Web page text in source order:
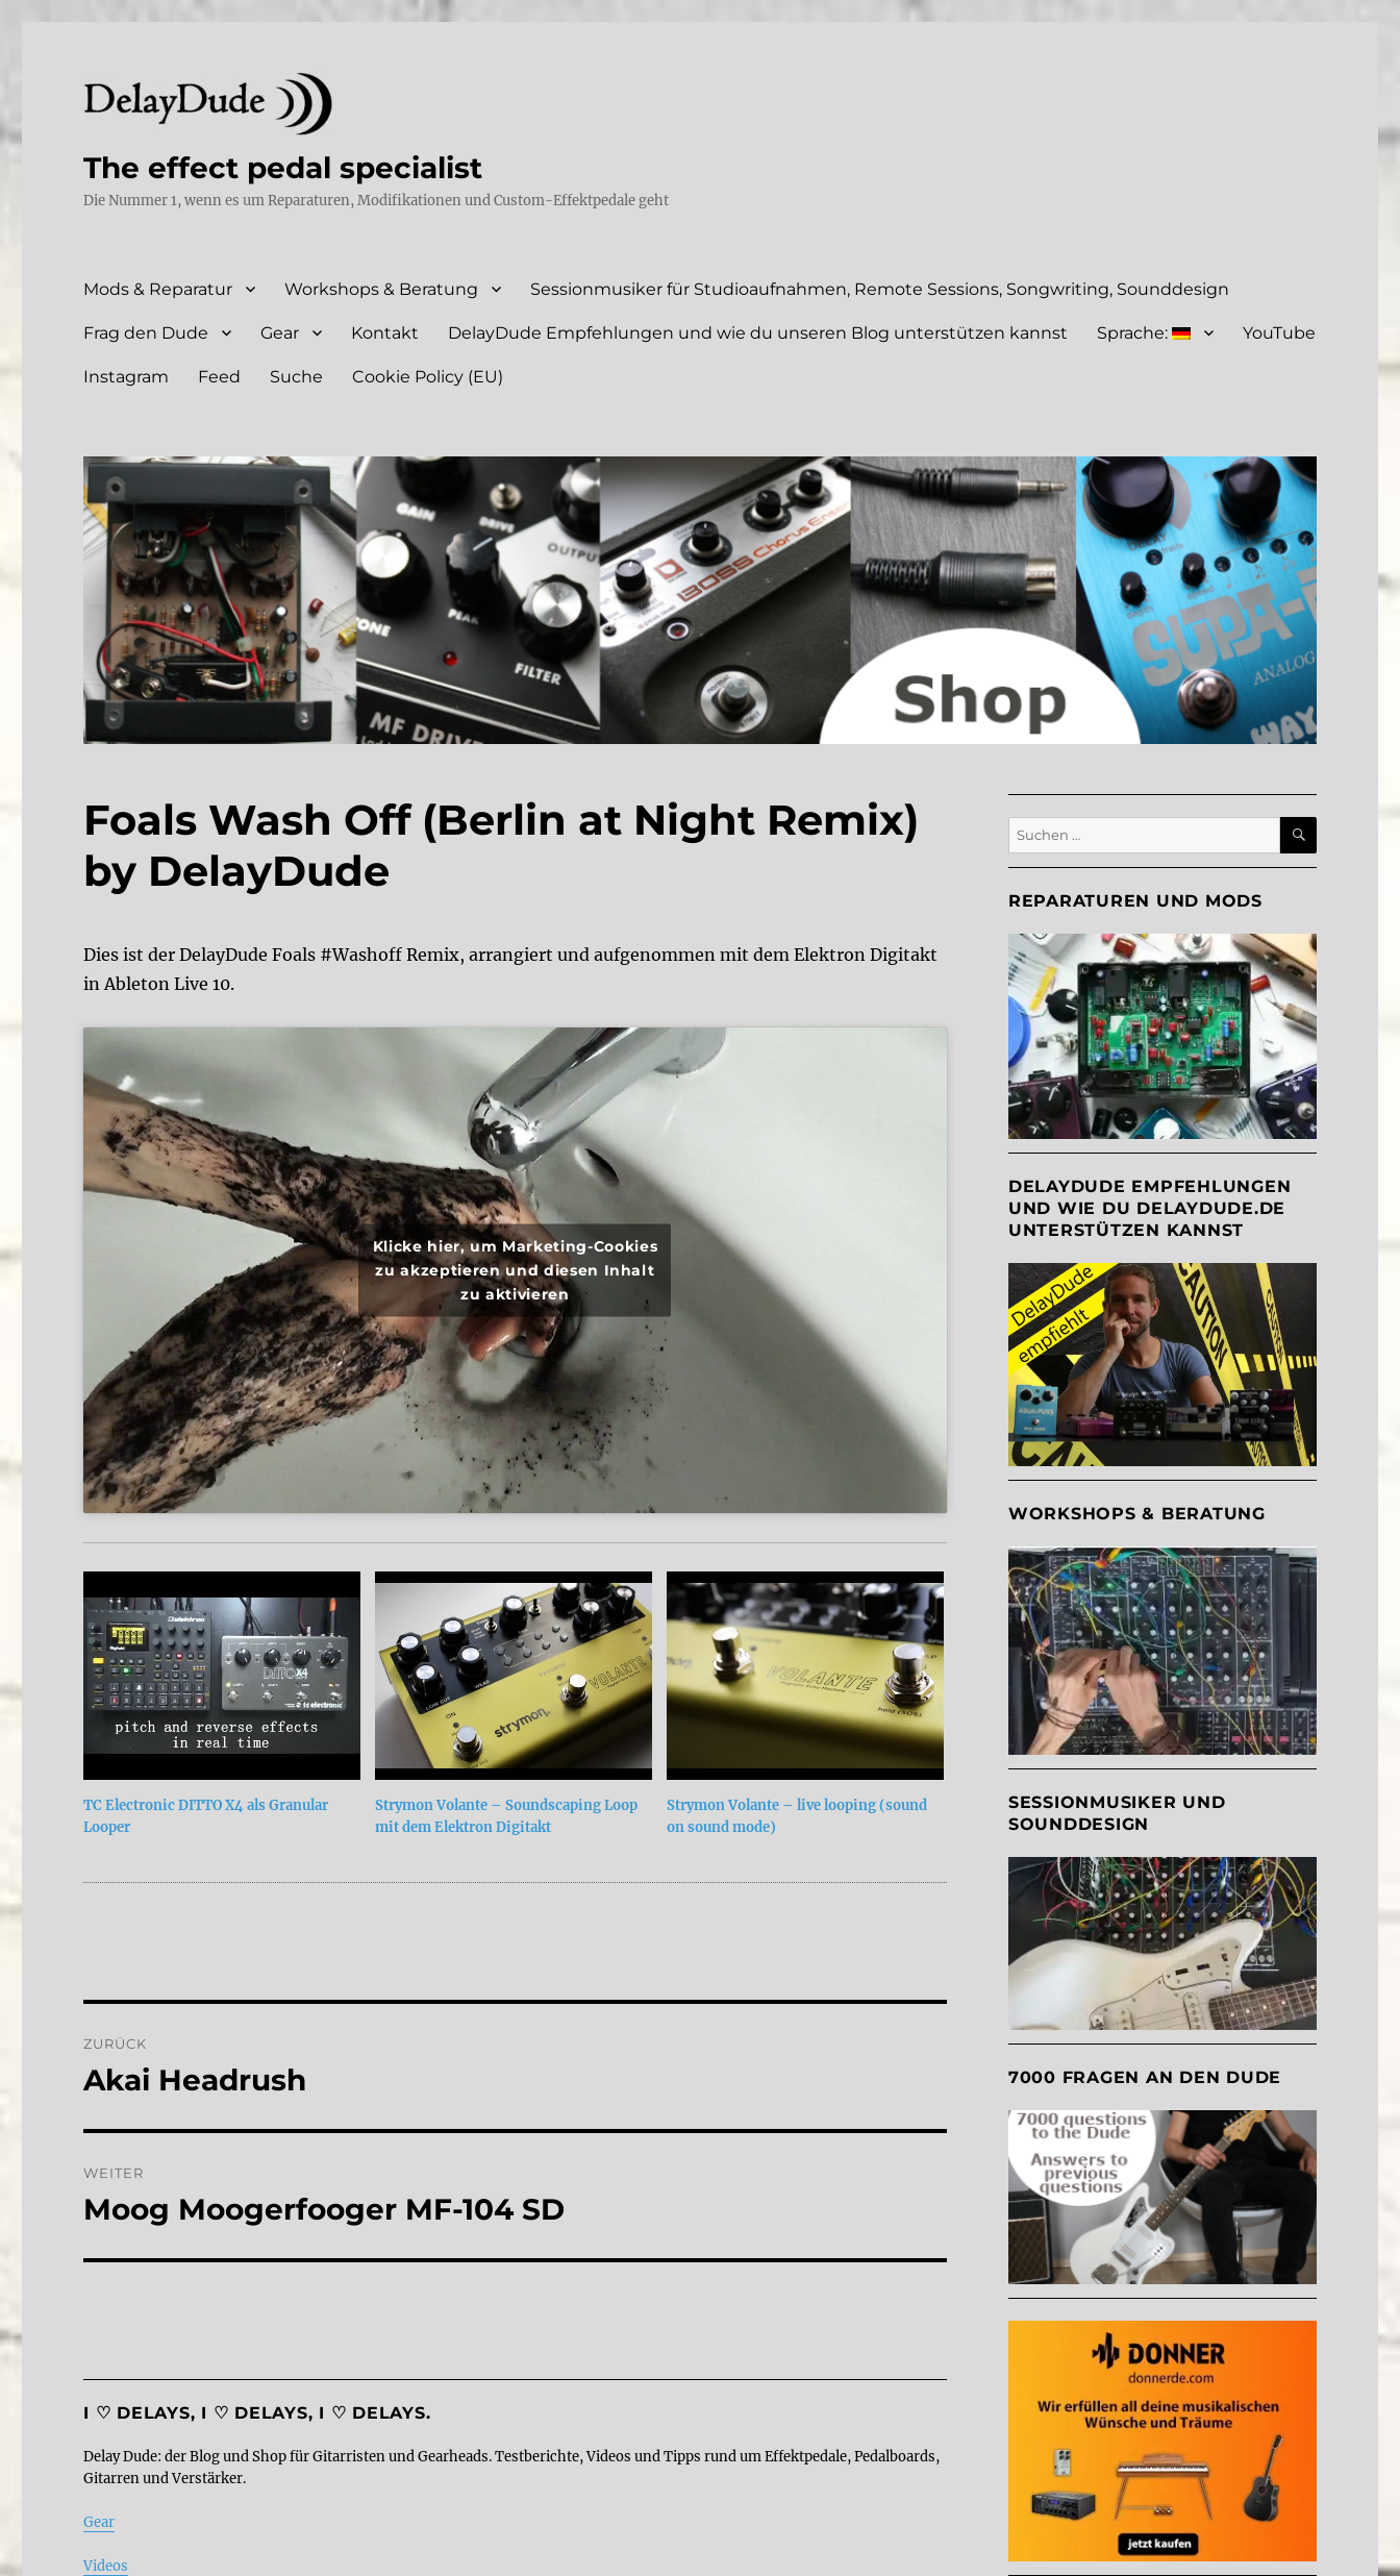
The effect pedal specialist
Die Nummer 1, wenn es um Reparaturen, Modifikationen und Custom-Effektpedale geht
Mods & Reparatur Workshops & Beratung Sessionmusiker für Studioaufnahmen, Remote Sessions, Songwriting, Sounddesign
Frag den Dude Gear Kontakt DelayDude Empfehlungen und wie du unseren Blog unterstützen kannst Sprache: YouTube
Instagram Feed Suche Cookie Policy (EU)
Foals Wash Off (Berlin at Night Remix)
by DelayDude
Dies ist der DelayDude Foals #Washoff Remix, arrangiert und aufgenommen mit dem Elektron Digitakt
in Ableton Live 10.
Klicke hier, um Marketing-Cookies
zu akzeptieren und diesen Inhalt
zu aktivieren
TC Electronic DITTO X4 als Granular
Looper
Strymon Volante – Soundscaping Loop
mit dem Elektron Digitakt
Strymon Volante – live looping (sound
on sound mode)
ZURÜCK
Vorheriger
Akai Headrush
WEITER
Nächster
Moog Moogerfooger MF-104 SD
I ♡ DELAYS, I ♡ DELAYS, I ♡ DELAYS.
Delay Dude: der Blog und Shop für Gitarristen und Gearheads. Testberichte, Videos und Tipps rund um Effektpedale, Pedalboards,
Gitarren und Verstärker.
Gear
Videos
Suche
nach:
SUCHEN
REPARATUREN UND MODS
DELAYDUDE EMPFEHLUNGEN
UND WIE DU DELAYDUDE.DE
UNTERSTÜTZEN KANNST
WORKSHOPS & BERATUNG
SESSIONMUSIKER UND
SOUNDDESIGN
7000 FRAGEN AN DEN DUDE